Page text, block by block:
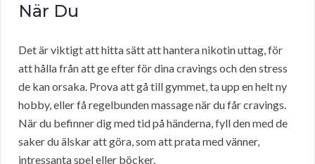
När Du
Det är viktigt att hitta sätt att hantera nikotin uttag, för
att hålla från att ge efter för dina cravings och den stress
de kan orsaka. Prova att gå till gymmet, ta upp en helt ny
hobby, eller få regelbunden massage när du får cravings.
När du befinner dig med tid på händerna, fyll den med de
saker du älskar att göra, som att prata med vänner,
intressanta spel eller böcker.